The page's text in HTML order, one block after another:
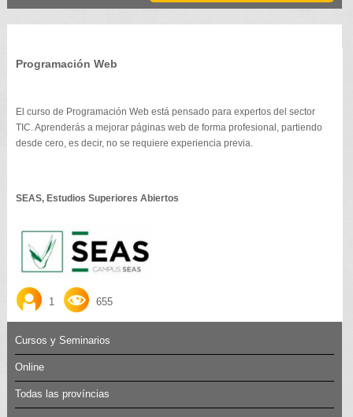
Programación Web
El curso de Programación Web está pensado para expertos del sector
TIC. Aprenderás a mejorar páginas web de forma profesional, partiendo
desde cero, es decir, no se requiere experiencia previa.
SEAS, Estudios Superiores Abiertos
1 655
Cursos y Seminarios
Online
Todas las províncias